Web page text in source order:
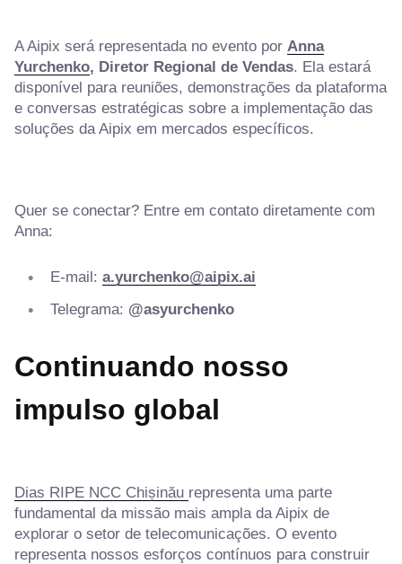
A Aipix será representada no evento por Anna
Yurchenko, Diretor Regional de Vendas. Ela estará
disponível para reuniões, demonstrações da plataforma
e conversas estratégicas sobre a implementação das
soluções da Aipix em mercados específicos.
Quer se conectar? Entre em contato diretamente com
Anna:
E-mail: a.yurchenko@aipix.ai
Telegrama: @asyurchenko
Continuando nosso
impulso global
Dias RIPE NCC Chișinău representa uma parte
fundamental da missão mais ampla da Aipix de
explorar o setor de telecomunicações. O evento
representa nossos esforços contínuos para construir